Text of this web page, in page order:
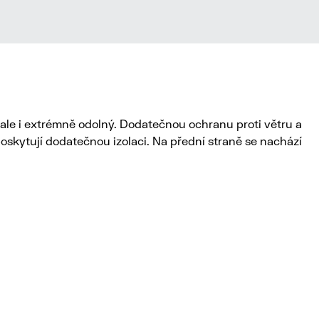
i extrémně odolný. Dodatečnou ochranu proti větru a
dodatečnou izolaci. Na přední straně se nachází